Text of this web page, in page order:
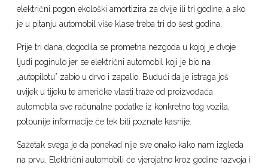
električni pogon ekološki amortizira za dvije ili tri godine, a ako
je u pitanju automobil više klase treba tri do šest godina.
Prije tri dana, dogodila se prometna nezgoda u kojoj je dvoje
ljudi poginulo jer se električni automobil koji je bio na
„autopilotu” zabio u drvo i zapalio. Budući da je istraga još
uvijek u tijeku te američke vlasti traže od proizvođača
automobila sve računalne podatke iz konkretno tog vozila,
potpunije informacije će tek biti poznate kasnije.
Sažetak svega je da ponekad nije sve onako kako nam izgleda
na prvu. Električni automobili će vjerojatno kroz godine razvoja i